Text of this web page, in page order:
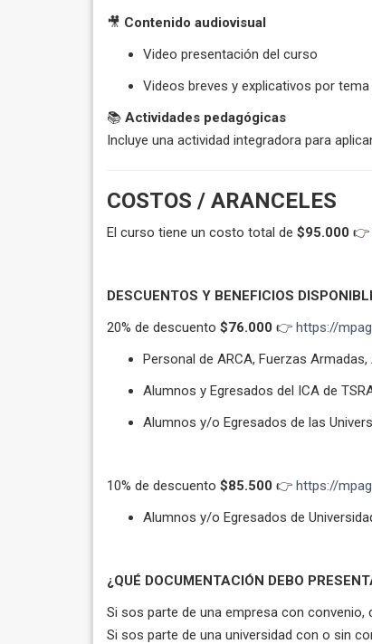
🎥 Contenido audiovisual
Video presentación del curso
Videos breves y explicativos por tema
📚 Actividades pedagógicas
Incluye una actividad integradora para
COSTOS / ARANCELES
El curso tiene un costo total de $95.000 👉
DESCUENTOS Y BENEFICIOS
20% de descuento $76.000 👉 https://
Personal de ARCA, Fuerzas
Alumnos y Egresados del ICA de
Alumnos y/o Egresados de las
10% de descuento $85.500 👉 https://
Alumnos y/o Egresados de
¿QUÉ DOCUMENTACIÓN DEBO
Si sos parte de una empresa con
Si sos parte de una universidad con o sin